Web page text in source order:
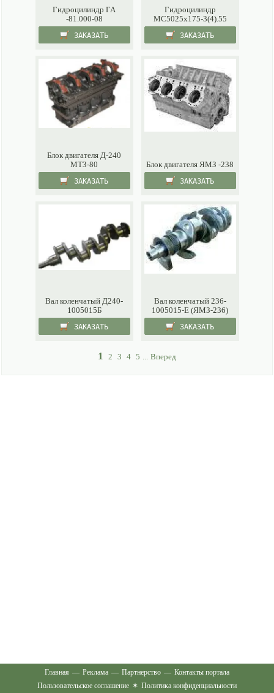
ЗАКАЗАТЬ
Гидроцилиндр ГА
-81.000-08
ЗАКАЗАТЬ
Гидроцилиндр
МС5025х175-3(4).55
ЗАКАЗАТЬ
Блок двигателя Д-240
МТЗ-80
ЗАКАЗАТЬ
Блок двигателя ЯМЗ -238
ЗАКАЗАТЬ
Вал коленчатый Д240-
1005015Б
ЗАКАЗАТЬ
Вал коленчатый 236-
1005015-Е (ЯМЗ-236)
1 2 3 4 5 ... Вперед
Главная — Реклама — Партнерство — Контакты портала
Пользовательское соглашение ✶ Политика конфиденциальности